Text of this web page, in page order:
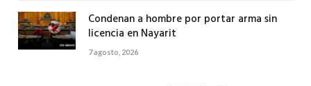
Condenan a hombre por portar arma sin
licencia en Nayarit
7 agosto, 2026